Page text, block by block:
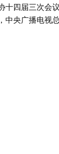
十四届三次会
中央广播电视